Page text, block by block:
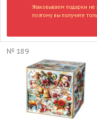
№ 189
Упаковываем подарки
поэтому вы получите